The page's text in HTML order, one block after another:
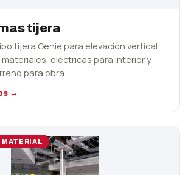
tijera
tijera Genie para elevación vertical
eléctricas para interior y
para obra.
→
MATERIAL